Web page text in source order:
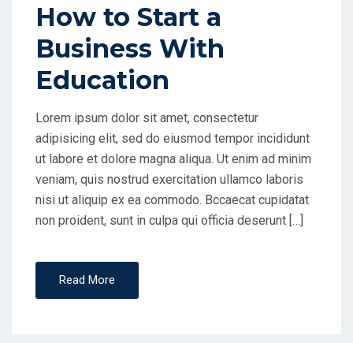
A
E
N
How to Start a
Business With
Education
Lorem ipsum dolor sit amet, consectetur
adipisicing elit, sed do eiusmod tempor incididunt
ut labore et dolore magna aliqua. Ut enim ad minim
veniam, quis nostrud exercitation ullamco laboris
nisi ut aliquip ex ea commodo. Bccaecat cupidatat
non proident, sunt in culpa qui officia deserunt […]
Read More